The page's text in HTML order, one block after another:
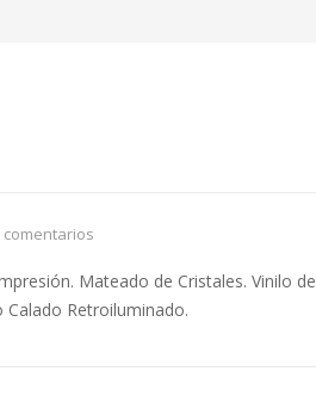
comentarios
Mateado de Cristales. Vinilo de
Retroiluminado.